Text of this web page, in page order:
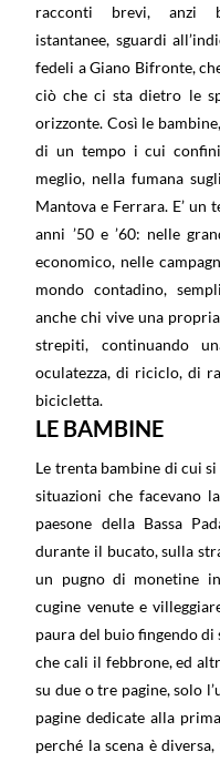
racconti brevi, anzi
istantanee, sguardi
fedeli a Giano Bifronte,
ciò che ci sta dietro le
orizzonte. Così le
di un tempo i cui
meglio, nella fumana
Mantova e Ferrara. E’ un
anni ’50 e ’60: nelle
economico, nelle
mondo contadino,
anche chi vive una
strepiti, continuando
oculatezza, di riciclo, di
bicicletta.
LE BAMBINE
Le trenta bambine di cui
situazioni che facevano
paesone della Bassa
durante il bucato, sulla
un pugno di monetine
cugine venute e
paura del buio fingendo
che cali il febbrone, ed
su due o tre pagine, solo
pagine dedicate alla
perché la scena è